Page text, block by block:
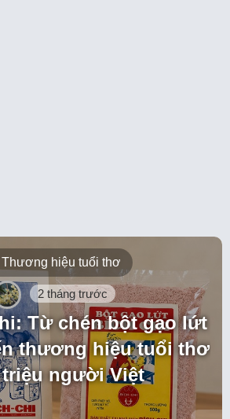
Thương hiệu tuổi thơ
2 tháng trước
Từ chén bột gạo lứt
thương hiệu tuổi thơ
người Việt